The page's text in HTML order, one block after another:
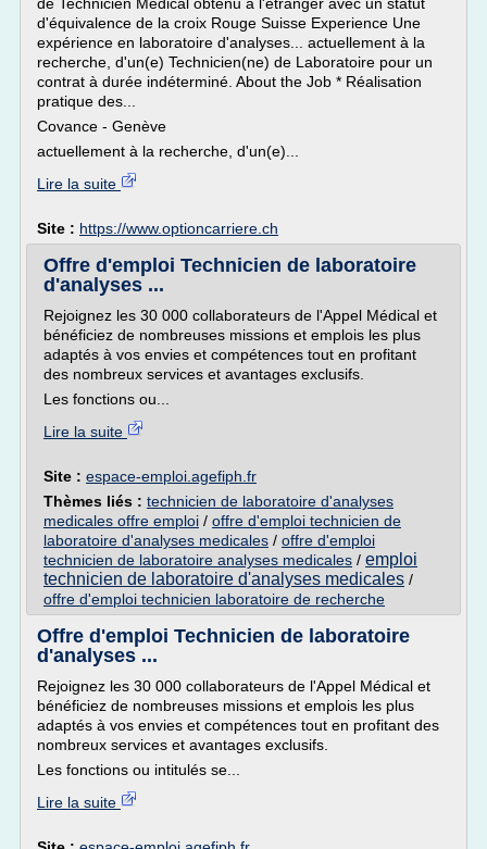
d'équivalence de la croix Rouge Suisse Experience Une
expérience en laboratoire d'analyses... actuellement à la
recherche, d'un(e) Technicien(ne) de Laboratoire pour un
contrat à durée indéterminé. About the Job * Réalisation
pratique des...
Covance - Genève
actuellement à la recherche, d'un(e)...
Lire la suite
Site : https://www.optioncarriere.ch
Offre d'emploi Technicien de laboratoire
d'analyses ...
Rejoignez les 30 000 collaborateurs de l'Appel Médical et
bénéficiez de nombreuses missions et emplois les plus
adaptés à vos envies et compétences tout en profitant
des nombreux services et avantages exclusifs.
Les fonctions ou...
Lire la suite
Site : espace-emploi.agefiph.fr
Thèmes liés : technicien de laboratoire d'analyses
medicales offre emploi / offre d'emploi technicien de
laboratoire d'analyses medicales / offre d'emploi
technicien de laboratoire analyses medicales / emploi
technicien de laboratoire d'analyses medicales /
offre d'emploi technicien laboratoire de recherche
Offre d'emploi Technicien de laboratoire
d'analyses ...
Rejoignez les 30 000 collaborateurs de l'Appel Médical et
bénéficiez de nombreuses missions et emplois les plus
adaptés à vos envies et compétences tout en profitant des
nombreux services et avantages exclusifs.
Les fonctions ou intitulés se...
Lire la suite